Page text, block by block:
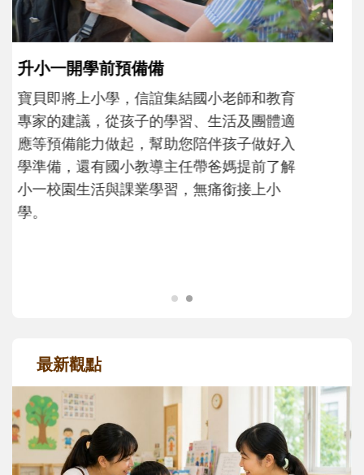
和孩子一起長大的那個男人│讀懂父親的
不同模樣
沒有人天生就擅長當爸爸！男人總是在一次
次「前所未有」的體驗中，跟著孩子一起長
大。從給予安全感的肢體遊戲，到獨立自
主、角色認同及解決問題的能力養成。爸爸
最新觀點